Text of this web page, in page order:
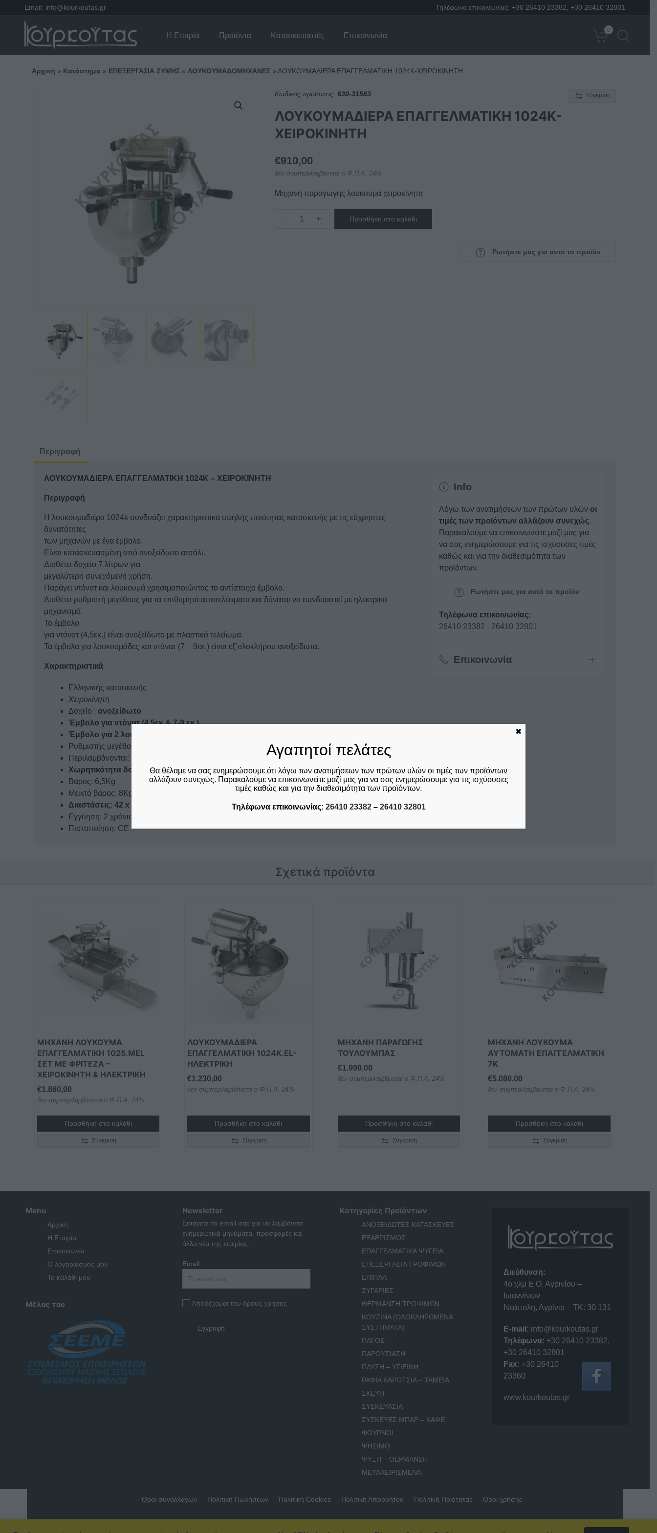
Email: info@kourkoutas.gr Τηλέφωνα επικοινωνίας: +30 26410 23382 +30 26410 32801
Η Εταιρία Προϊόντα Κατασκευαστές Επικοινωνία
0
Αρχική » Κατάστημα » ΕΠΕΞΕΡΓΑΣΙΑ ΖΥΜΗΣ» ΛΟΥΚΟΥΜΑΔΟΜΗΧΑΝΕΣ» ΛΟΥΚΟΥΜΑΔΙΕΡΑ ΕΠΑΓΓΕΛΜΑΤΙΚΗ 1024K-ΧΕΙΡΟΚΙΝΗΤΗ
Κωδικός προϊόντος: 630-31583 Σύγκριση
ΛΟΥΚΟΥΜΑΔΙΕΡΑ ΕΠΑΓΓΕΛΜΑΤΙΚΗ 1024K-
ΧΕΙΡΟΚΙΝΗΤΗ
€910,00
δεν συμπεριλαμβάνεται ο Φ.Π.Α. 24%
Μηχανή παραγωγής λουκουμά χειροκίνητη
ΛΟΥΚΟΥΜΑΔΙΕΡΑ
+ Προσθήκη στο καλάθι
Ρωτήστε μας για αυτό το προϊόν
Περιγραφή
ΛΟΥΚΟΥΜΑΔΙΕΡΑ ΕΠΑΓΓΕΛΜΑΤΙΚΗ 1024K – ΧΕΙΡΟΚΙΝΗΤΗ
Περιγραφή
Η λουκουμαδιέρα 1024k συνδυάζει χαρακτηριστικά υψηλής ποιότητας κατασκευής με τις εύχρηστες
δυνατότητες
των μηχανών με ένα έμβολο.
Είναι κατασκευασμένη από ανοξείδωτο ατσάλι.
Διαθέτει δοχείο 7 λίτρων για
μεγαλύτερη συνεχόμενη χρήση.
Παράγει ντόνατ και λουκουμά χρησιμοποιώντας το αντίστοιχο έμβολο.
Διαθέτει ρυθμιστή μεγέθους για τα επιθυμητά αποτελέσματα και δύναται να συνδυαστεί με ηλεκτρικό
μηχανισμό.
Το έμβολο
για ντόνατ (4,5εκ.) είναι ανοξείδωτο με πλαστικό τελείωμα.
Τα έμβολα για λουκουμάδες και ντόνατ (7 – 9εκ.) είναι εξ’ολοκλήρου ανοξείδωτα.
Χαρακτηριστικά
Ελληνικής κατασκευής
Χειροκίνητη
Δοχείο : ανοξείδωτο
Έμβολο για ντόνατ (4,5εκ & 7-9 εκ.)
Έμβολο για 2 λουκουμάδες (2,5 – 5 εκ.)
Ρυθμιστής μεγέθους
Περιλαμβάνονται: Κολόνα στήριξης & βραχίονας στήριξης
Χωρητικότητα δοχείου : 7Lt
Βάρος: 6,5Kg
Μεικτό βάρος: 8Kg
Διαστάσεις: 42 x 43 x 45 cm
Eγγύηση: 2 χρόνια
Πιστοποίηση: CE
Info
Λόγω των ανατιμήσεων των πρώτων υλών οι
τιμές των προϊόντων αλλάζουν συνεχώς.
Παρακαλούμε να επικοινωνείτε μαζί μας για
να σας ενημερώσουμε για τις ισχύουσες τιμές
καθώς και για την διαθεσιμότητα των
προϊόντων.
Ρωτήστε μας για αυτό το προϊόν
Τηλέφωνα επικοινωνίας:
26410 23382 - 26410 32801
Επικοινωνία
Σχετικά προϊόντα
ΜΗΧΑΝΉ ΛΟΥΚΟΥΜΆ
ΕΠΑΓΓΕΛΜΑΤΙΚΉ 1025.MEL
ΣΕΤ ΜΕ ΦΡΙΤΈΖΑ –
ΧΕΙΡΟΚΊΝΗΤΗ & ΗΛΕΚΤΡΙΚΉ
€1.860,00
δεν συμπεριλαμβάνεται ο Φ.Π.Α. 24%
Προσθήκη στο καλάθι
Σύγκριση
ΛΟΥΚΟΥΜΑΔΙΕΡΑ
ΕΠΑΓΓΕΛΜΑΤΙΚΗ 1024K.EL-
ΗΛΕΚΤΡΙΚΗ
€1.230,00
δεν συμπεριλαμβάνεται ο Φ.Π.Α. 24%
Προσθήκη στο καλάθι
Σύγκριση
ΜΗΧΑΝΗ ΠΑΡΑΓΩΓΗΣ
ΤΟΥΛΟΥΜΠΑΣ
€1.990,00
δεν συμπεριλαμβάνεται ο Φ.Π.Α. 24%
Προσθήκη στο καλάθι
Σύγκριση
ΜΗΧΑΝΉ ΛΟΥΚΟΥΜΆ
ΑΥΤΌΜΑΤΗ ΕΠΑΓΓΕΛΜΑΤΙΚΉ
7K
€5.080,00
δεν συμπεριλαμβάνεται ο Φ.Π.Α. 24%
Προσθήκη στο καλάθι
Σύγκριση
Menu
Αρχική
Η Εταιρία
Επικοινωνία
Ο λογαριασμός μου
Το καλάθι μου
Μέλος του
Newsletter
Εισάγετε το email σας για να λαμβάνετε
ενημερωτικά μηνύματα, προσφορές και
άλλα νέα της εταιρίας.
Email:
Αποδέχομαι του όρους χρήσης
Κατηγορίες Προϊόντων
ΑΝΟΞΕΙΔΩΤΕΣ ΚΑΤΑΣΚΕΥΕΣ
ΕΞΑΕΡΙΣΜΟΣ
ΕΠΑΓΓΕΛΜΑΤΙΚΑ ΨΥΓΕΙΑ
ΕΠΕΞΕΡΓΑΣΙΑ ΤΡΟΦΙΜΩΝ
ΕΠΙΠΛΑ
ΖΥΓΑΡΙΕΣ
ΘΕΡΜΑΝΣΗ ΤΡΟΦΙΜΩΝ
ΚΟΥΖΙΝΑ (ΟΛΟΚΛΗΡΩΜΕΝΑ
ΣΥΣΤΗΜΑΤΑ)
ΠΑΓΟΣ
ΠΑΡΟΥΣΙΑΣΗ
ΠΛΥΣΗ – ΥΓΙΕΙΝΗ
ΡΑΦΙΑ ΚΑΡΟΤΣΙΑ – ΤΑΜΕΙΑ
ΣΚΕΥΗ
ΣΥΣΚΕΥΑΣΙΑ
ΣΥΣΚΕΥΕΣ ΜΠΑΡ – ΚΑΦΕ
ΦΟΥΡΝΟΙ
ΨΗΣΙΜΟ
ΨΥΞΗ – ΘΕΡΜΑΝΣΗ
ΜΕΤΑΧΕΙΡΙΣΜΕΝΑ
Διεύθυνση:
4o χλμ Ε.Ο. Αγρινίου –
Ιωαννίνων
Νεάπολη, Αγρίνιο – ΤΚ: 30 131
E-mail: info@kourkoutas.gr
Τηλέφωνα: +30 26410 23382,
+30 26410 32801
Fax: +30 26410
23360
www.kourkoutas.gr
Όροι συναλλαγών Πολιτική Πωλήσεων Πολιτική Cookies Πολιτική Απορρήτου Πολιτική Ποιότητας Όροι χρήσης
Αγαπητοί πελάτες
Θα θέλαμε να σας ενημερώσουμε ότι λόγω των ανατιμήσεων των πρώτων υλών οι τιμές των προϊόντων
αλλάζουν συνεχώς. Παρακαλούμε να επικοινωνείτε μαζί μας για να σας ενημερώσουμε για τις ισχύουσες
τιμές καθώς και για την διαθεσιμότητα των προϊόντων.
Τηλέφωνα επικοινωνίας: 26410 23382– 26410 32801
✖